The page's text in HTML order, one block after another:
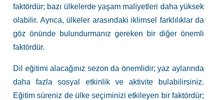
faktördür; bazı ülkelerde yaşam maliyetleri daha yüksek
olabilir. Ayrıca, ülkeler arasındaki iklimsel farklılıklar da
göz önünde bulundurmanız gereken bir diğer önemli
faktördür.
Dil eğitimi alacağınız sezon da önemlidir; yaz aylarında
daha fazla sosyal etkinlik ve aktivite bulabilirsiniz.
Eğitim süreniz de ülke seçiminizi etkileyen bir faktördür;